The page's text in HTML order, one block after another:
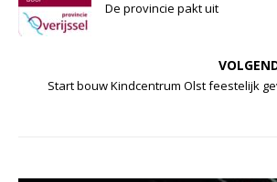
De provincie pakt uit
Start bouw Kindcentrum Olst feestelijk